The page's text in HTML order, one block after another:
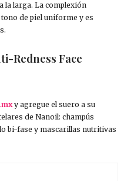
la larga. La complexión
de piel uniforme y es
Redness Face
y agregue el suero a su
de Nanoil: champús
bi-fase y mascarillas nutritivas